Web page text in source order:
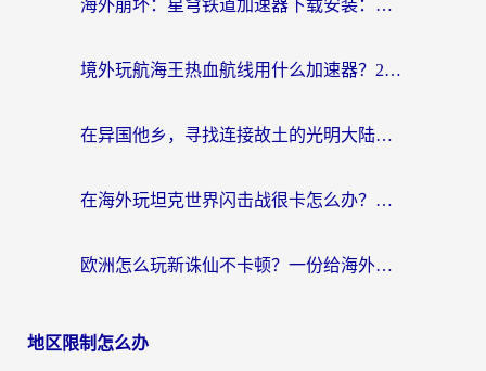
海外崩坏：星穹铁道加速器下载安装：一份给游子的终极网络指南
境外玩航海王热血航线用什么加速器？2026海外玩家实测最优方案（附欧洲问道堡垒前线加速技巧）
在异国他乡，寻找连接故土的光明大陆免费加速器
在海外玩坦克世界闪击战很卡怎么办？老玩家亲测有效的加速器选择指南
欧洲怎么玩新诛仙不卡顿？一份给海外游子的国服游戏畅玩指南
地区限制怎么办